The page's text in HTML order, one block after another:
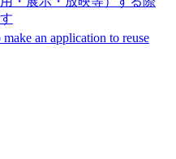
an application to reuse